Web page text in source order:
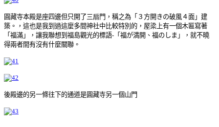
圓藏寺本殿是座四邊但只開了三扇門，稱之為「３方開きの破風４面」建
築。，這也是我到過這麼多間神社中比較特別的，屋梁上有一個木匾寫著
「福滿」，讓我聯想到福島觀光的標語-「福が満開、福のしま」，就不曉
得兩者間有沒有什麼關聯。
後殿邊的另一條往下的通道是圓藏寺另一個山門